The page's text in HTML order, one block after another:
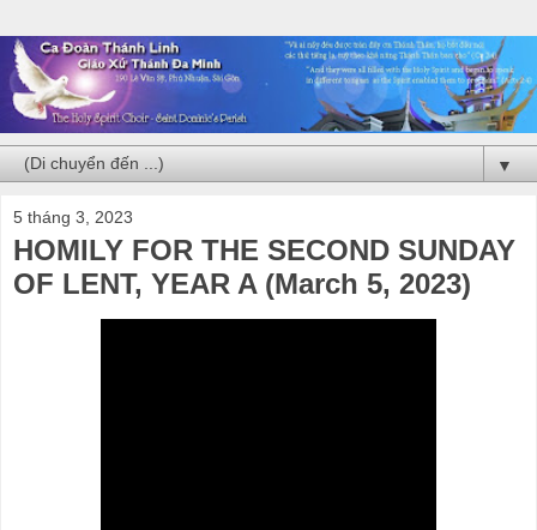
▼
5 tháng 3, 2023
HOMILY FOR THE SECOND SUNDAY
OF LENT, YEAR A (March 5, 2023)